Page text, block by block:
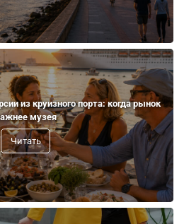
из круизного порта: когда рынок
музея
Читать